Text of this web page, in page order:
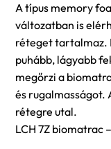
A típus memory
változatban is
réteget tartalmaz.
puhább, lágyabb
megőrzi a
és rugalmasságot.
rétegre utal.
LCH 7Z biomatrac